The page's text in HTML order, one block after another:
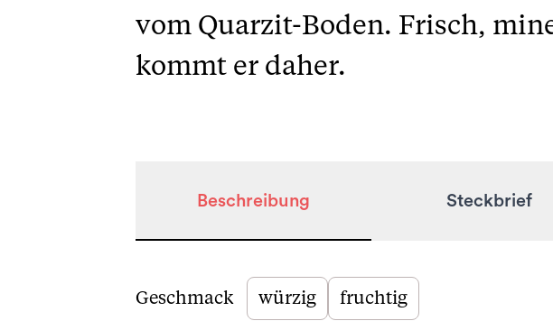
vom Quarzit-Boden. Frisch,
kommt er daher.
Beschreibung Steckbrief
Beschreibung
Geschmack würzig fruchtig